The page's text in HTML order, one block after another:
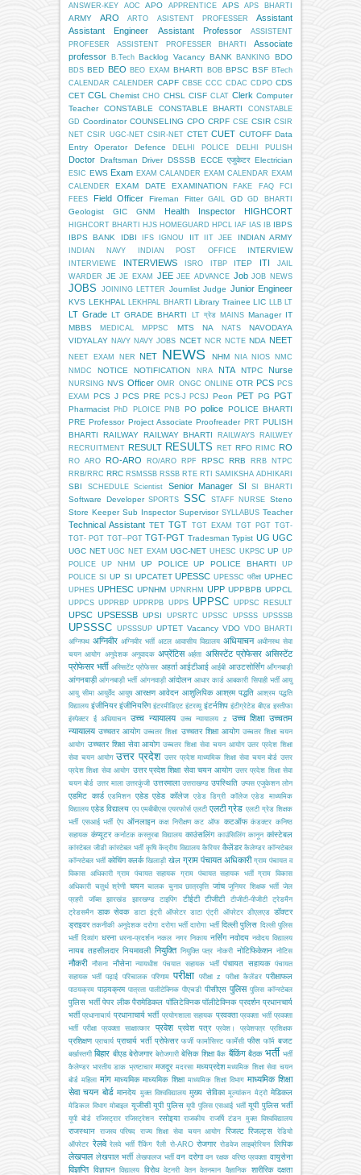
ANSWER-KEY
AOC APO APPRENTICE APS APS BHARTI
ARMY ARO ARTO ASISTENT PROFESSER
Assistant
Assistant Engineer
Assistant Professor
ASSISTENT
PROFESER
ASSISTENT PROFESSER BHARTI
Associate
professor
B.Tech Backlog Vacancy BANK BANKING BDO
BDS BED BEO BEO EXAM BHARTI BOB BPSC BSF BTech
CALENDAR CALENDER CAPF CBSE CCC CDAC CDPO CDS
CET CGL Chemist CHO CHSL CISF CLAT Clerk Computer
Teacher
CONSTABLE CONSTABLE BHARTI
CONSTABLE
GD Coordinator COUNSELING CPO CRPF CSE CSIR CSIR
NET CSIR UGC-NET CSIR-NET CTET CUET CUTOFF Data
Entry Operator
Defence DELHI POLICE DELHI PULISH
Doctor Draftsman Driver DSSSB ECCE एजुकेटर Electrician
ESIC EWS Exam EXAM CALANDER EXAM CALENDAR EXAM
CALENDER
EXAM DATE EXAMINATION FAKE FAQ
FCI
FEES
Field Officer Fireman Fitter GAIL GD GD BHARTI
Geologist GIC GNM Health Inspector HIGHCORT
HIGHCORT BHARTI HJS HOMEGUARD HPCL IAF IAS IB IBPS
IBPS BANK
IDBI IFS IGNOU IIT IIT JEE INDIAN ARMY
INDIAN NAVY INDIAN POST OFFICE INTERVIEW
INTERVIEWE INTERVIEWS ISRO ITBP ITEP ITI
JAIL
WARDER JE JE EXAM JEE JEE ADVANCE Job JOB NEWS
JOBS JOINING LETTER Journlist Judge Junior Engineer
KVS LEKHPAL LEKHPAL BHARTI Library Trainee LIC LLB LT
LT Grade LT GRADE BHARTI LT ग्रेड MAINS Manager IT
MBBS
MEDICAL MPPSC MTS NA NATS
NAVODAYA
VIDYALAY NAVY NAVY JOBS NCET NCR NCTE NDA NEET
NEET EXAM NER NET NEWS NHM NIA NIOS
NMC
NMDC
NOTICE NOTIFICATION NRA NTA NTPC Nurse
NURSING NVS Officer OMR ONGC ONLINE OTR PCS PCS
EXAM
PCS J PCS PRE PCS-J PCSJ Peon PET PG PGT
Pharmacist PhD PLOICE PNB PO police POLICE BHARTI
PRE Professor Project Associate Proofreader PRT PULISH
BHARTI
RAILWAY RAILWAY BHARTI RAILWAYS
RAILWEY
RECRUITMENT RESULT RESULTS RET RFO RIMC RO
RO ARO RO-ARO RO/ARO RPF RPSC RRB
RRB NTPC
RRB/RRC RRC RSMSSB RSSB RTE RTI SAMIKSHA ADHIKARI
SBI SCHEDULE Scientist Senior Manager SI SI BHARTI
Software Developer SPORTS SSC STAFF NURSE
Steno
Store Keeper Sub Inspector Supervisor SYLLABUS Teacher
Technical Assistant TET TGT TGT EXAM TGT PGT TGT-
TGT- PGT TGT--PGT TGT-PGT Tradesman Typist UG UGC
UGC NET UGC NET EXAM UGC-NET UHESC UKPSC UP UP
POLICE
UP NHM UP POLICE UP POLICE BHARTI
UP
POLICE SI
UP SI UPCATET UPESSC UPESSC परीक्षा UPHEC
UPHES UPHESC UPNHM UPNRHM UPP UPPBPB UPPCL
UPPCS UPPRBP UPPRPB UPPS UPPSC UPPSC RESULT
UPSC UPSESSB UPSI UPSRTC UPSSC UPSSS UPSSSB
UPSSSC UPSSSUP UPTET Vacancy VDO VDO BHARTI
अग्निपथ अग्निवीर अग्निवीर भर्ती अटल आवासीय विद्यालय अधियाचन अधीनस्थ सेवा
चयन आयोग अनुदेशक अनुवादक अप्रेंटिस अर्हता असिस्टेंट प्रोफेसर असिस्टेंट
प्रोफेसर भर्ती अस्सिटेंट प्रोफेसर अहर्ता आईटीआई आईबी आउटसोर्सिंग आँगनबाड़ी
आंगनबाड़ी आंगनबाड़ी भर्ती आंगनवाड़ी आंदोलन आधार कार्ड आबकारी सिपाही भर्ती आयु
आयु सीमा आयुर्वेद आयुष आरक्षण आवेदन आशुलिपिक आश्रम पद्धति आश्रम पद्धति
विद्यालय इंजीनियर इंजीनियरिंग इंटरमीडिएट इंटरव्यू इंटर्नशिप इंटीग्रेटेड बीएड इस्तीफा
इंस्पेक्टर ई अधियाचन उच्च न्यायालय उच्च न्यायालय z उच्च शिक्षा उच्चतम
न्यायालय उच्चतर आयोग उच्चतर शिक्षा उच्चतर शिक्षा आयोग उच्चतर शिक्षा चयन
आयोग उच्चतर शिक्षा सेवा आयोग उच्चतर शिक्षा सेवा चयन आयोग उतर प्रदेश शिक्षा
सेवा चयन आयोग उत्तर प्रदेश उत्तर प्रदेश माध्यमिक शिक्षा सेवा चयन बोर्ड उत्तर
प्रदेश शिक्षा सेवा आयोग उत्तर प्रदेश शिक्षा सेवा चयन आयोग उत्तर प्रदेश शिक्षा सेवा
चयन बोर्ड उत्तर माला उत्तरकुंजी उत्तरमाला उत्तराखण्ड उपस्थिति उप्पस एजूकेशन लोन
एडमिट कार्ड एडमिशन एडेड एडेड कॉलेज एडेड डिग्री कॉलेज एडेड माध्यमिक
विद्यालय एडेड विद्यालय एप एमबीबीएस एयरफोर्स एलटी एलटी ग्रेड एलटी ग्रेड शिक्षक
भर्ती एसआई भर्ती ऐप ऑनलाइन कक्ष निरीक्षण कट ऑफ कटऑफ कंडक्टर कनिष्ठ
सहायक कंप्यूटर कर्नाटक कस्तूरबा विद्यालय काउंसलिंग काउंसिलिंग कानून कांस्टेबल
कांस्टेबल जीडी कांस्टेबल भर्ती कृषि केंद्रीय विद्यालय कैरियर कैलेंडर कैलेण्डर कॉन्स्टेबल
कॉन्स्टेबल भर्ती कोचिंग क्लर्क खिलाड़ी खेल ग्राम पंचायत अधिकारी ग्राम पंचायत व
विकास अधिकारी ग्राम पंचायत सहायक ग्राम पंचायत सहायक भर्ती ग्राम विकास
अधिकारी चतुर्थ श्रेणी चयन चालक चुनाव छात्रवृत्ति जांच जूनियर शिक्षक भर्ती जेल
प्रहरी
जॉब्स झारखंड झारखण्ड टाइपिंग टीईटी टीजीटी टीजीटी-पीजीटी
ट्रेडमैन
ट्रेडसमैन डाक सेवक डाटा इंट्री ऑपरेटर डाटा एंट्री ऑपरेटर डीएलएड डॉक्टर
ड्राइवर तकनीकी अनुदेशक दरोगा दरोगा भर्ती दारोगा भर्ती दिल्ली पुलिस दिल्ली पुलिस
भर्ती दिव्यांग धरना धरना-प्रदर्शन नकल नगर निकाय नर्सिंग नवोदय नवोदय विद्यालय
नायब तहसीलदार नियमावली नियुक्ति नियुक्ति पत्र नोकरी नोटिफिकेशन नोटिस
नौकरी नौसना नौसेना न्यायधीश पंचयात सहायक भर्ती पंचायत सहायक पंचायत
सहायक भर्ती पढ़ाई परिचालक परिणाम परीक्षा परीक्षा z परीक्षा कैलेंडर परीक्षाफल
पाठयक्रम पाठ्यक्रम पात्रता पालीटेक्निक पीएचडी पीसीएस पुलिस पुलिस कॉन्स्टेबल
पुलिस भर्ती पेपर लीक पैरामेडिकल पॉलिटेक्निक पॉलीटेक्निक प्रदर्शन प्रधानचार्य
भर्ती प्रधानाचार्य प्रधानाचार्य भर्ती प्रयोगशाला सहायक प्रवक्ता प्रवक्ता भर्ती प्रवक्ता
भर्ती परीक्षा
प्रवक्ता साक्षात्कार प्रवेश प्रवेश पत्र प्रवेश। प्रवेशपत्र प्रशिक्षक
प्रशिक्षण प्राचार्य प्राचार्य भर्ती प्रोफेसर फर्जी फार्मासिस्ट फार्मेसी फीस फॉर्म बजट
बर्खास्तगी बिहार बीएड बेरोजगार बेरोजगारी बेसिक शिक्षा बैंक बैंकिंग बैठक भर्ती भर्ती
कैलेण्डर भारतीय डाक भ्रष्टाचार मजदूर मदरसा मध्यप्रदेश मध्यमिक शिक्षा सेवा चयन
बोर्ड महिला मांग माध्यमिक माध्यमिक शिक्षा माध्यमिक शिक्षा विभाग माध्यमिक शिक्षा
सेवा चयन बोर्ड मानदेय मुक्त विश्वविद्यालय मुख्य सेविका मूल्यांकन मेट्रो मेडिकल
मेडिकल विभाग मोबाइल यूजीसी यूपी पुलिस यूपी पुलिस एसआई भर्ती यूपी पुलिस भर्ती
यूपी बोर्ड रजिस्ट्रार रजिस्ट्रेशन रसोइया राजकीय राजर्षि टंडन मुक्त विश्वविद्यालय
राजस्थान राजस्व परिषद राज्य शिक्षा सेवा चयन आयोग रिजल्ट रिजल्ट्स
रेडियो
ऑपरेटर रेलवे रेलवे भर्ती रैंकिंग रैली रो-ARO रोजगार रोडवेज लाइब्रेरियन लिपिक
लेखपाल लेखपाल भर्ती लेखपालज भर्ती वन दरोगा वन रक्षक वरिष्ठ प्रवक्ता वायुसेना
विज्ञप्ति विज्ञापन विद्यालय विरोध वेटनरी वेतन वेतनमान वैज्ञानिक शारीरिक दक्षता